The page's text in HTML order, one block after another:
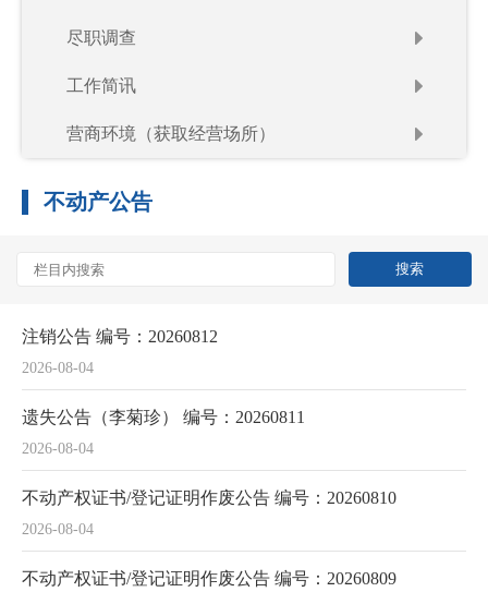
尽职调查
工作简讯
营商环境（获取经营场所）
不动产公告
2026-08-04
注销公告 编号：20260812
2026-08-04
遗失公告（李菊珍） 编号：20260811
2026-08-04
不动产权证书/登记证明作废公告 编号：20260810
不动产权证书/登记证明作废公告 编号：20260809